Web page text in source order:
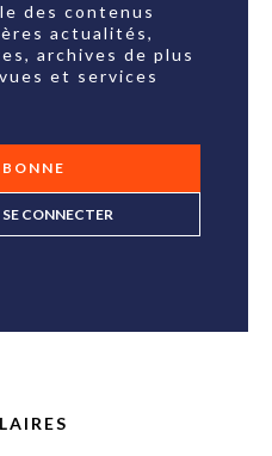
des contenus
actualités,
archives de plus
et services
CONNECTER